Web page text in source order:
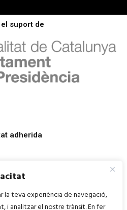
teva experiència de navegació,
analitzar el nostre trànsit. En fer
suport de
adherida